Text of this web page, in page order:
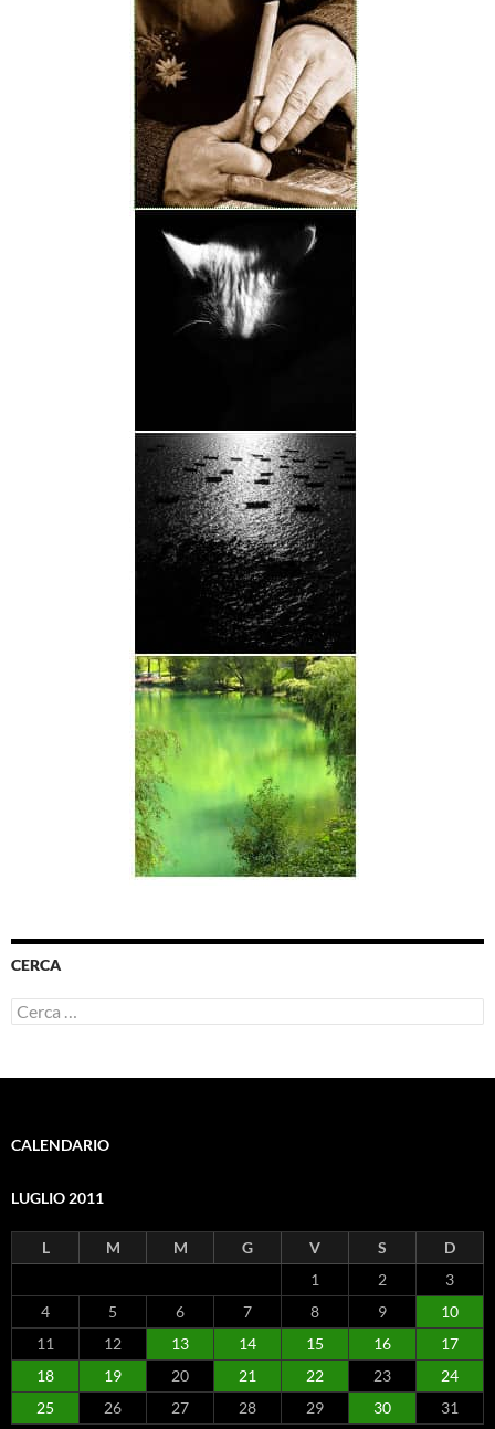
CERCA
Ricerca
per:
CALENDARIO
LUGLIO 2011
L M M G V S
D
1
2
3
4
5 6 7 8 9
10
11
12 13 14 15 16
17
18
19 20 21 22 23
24
25
26 27 28 29 30
31